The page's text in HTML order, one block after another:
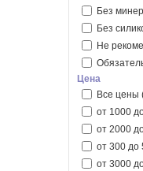
Без
Без
Не
Цена
Все цены
от 1000
от 2000
от 300 до
от 3000